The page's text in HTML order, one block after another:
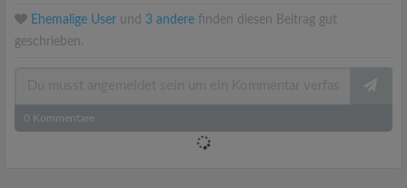
Ehemalige User und 3 andere finden diesen Beitrag gut
geschrieben.
0 Kommentare